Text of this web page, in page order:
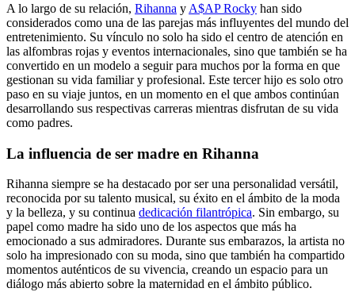
A lo largo de su relación, Rihanna y A$AP Rocky han sido
considerados como una de las parejas más influyentes del mundo del
entretenimiento. Su vínculo no solo ha sido el centro de atención en
las alfombras rojas y eventos internacionales, sino que también se ha
convertido en un modelo a seguir para muchos por la forma en que
gestionan su vida familiar y profesional. Este tercer hijo es solo otro
paso en su viaje juntos, en un momento en el que ambos continúan
desarrollando sus respectivas carreras mientras disfrutan de su vida
como padres.
La influencia de ser madre en Rihanna
Rihanna siempre se ha destacado por ser una personalidad versátil,
reconocida por su talento musical, su éxito en el ámbito de la moda
y la belleza, y su continua dedicación filantrópica. Sin embargo, su
papel como madre ha sido uno de los aspectos que más ha
emocionado a sus admiradores. Durante sus embarazos, la artista no
solo ha impresionado con su moda, sino que también ha compartido
momentos auténticos de su vivencia, creando un espacio para un
diálogo más abierto sobre la maternidad en el ámbito público.